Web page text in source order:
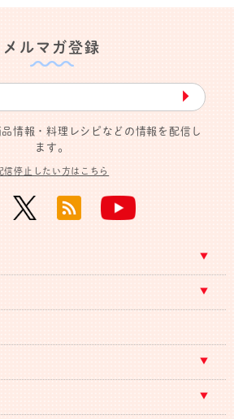
メルマガ登録
▶︎
情報・料理レシピなどの情報を配信し
ます。
信停止したい方はこちら